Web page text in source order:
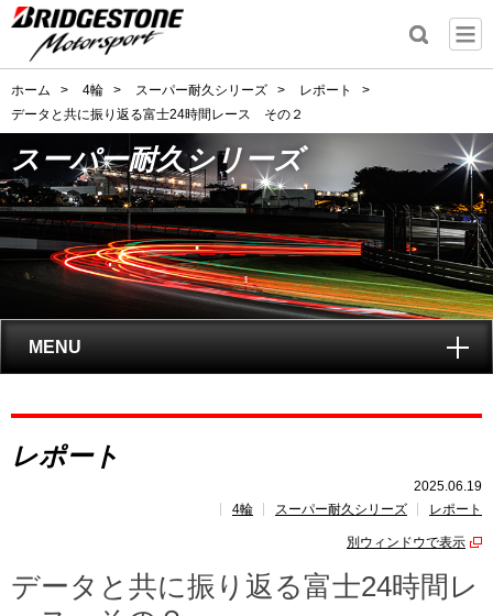
ホーム > 4輪 > スーパー耐久シリーズ > レポート
>
データと共に振り返る富士24時間レース その２
スーパー耐久シリーズ
MENU
スーパー耐久
シリーズとは?
レポート
2025.06.19
4輪
スーパー耐久シリーズ レポート
別ウィンドウで表示
データと共に振り返る富士24時間レ